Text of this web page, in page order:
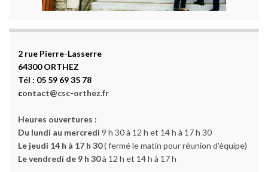
2 rue Pierre-Lasserre
64300 ORTHEZ
Tél : 05 59 69 35 78
contact@csc-orthez.fr
Heures ouvertures :
Du lundi au mercredi 9 h 30 à 12 h et 14 h à 17 h 30
Le jeudi 14 h à 17 h 30( fermé le matin pour réunion d'équipe)
Le vendredi de 9 h 30à 12 h et 14 h à 17 h